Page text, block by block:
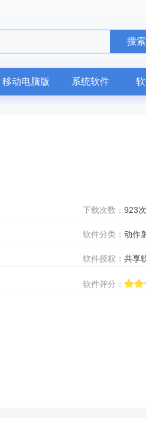
搜索
移动电脑版 系统软件
下载次数： 923次
软件分类： 动作
软件授权： 共享
软件评分：